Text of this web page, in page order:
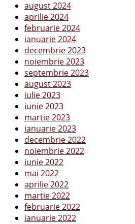
august 2024
aprilie 2024
februarie 2024
ianuarie 2024
decembrie 2023
noiembrie 2023
septembrie 2023
august 2023
iulie 2023
iunie 2023
martie 2023
ianuarie 2023
decembrie 2022
noiembrie 2022
iunie 2022
mai 2022
aprilie 2022
martie 2022
februarie 2022
ianuarie 2022